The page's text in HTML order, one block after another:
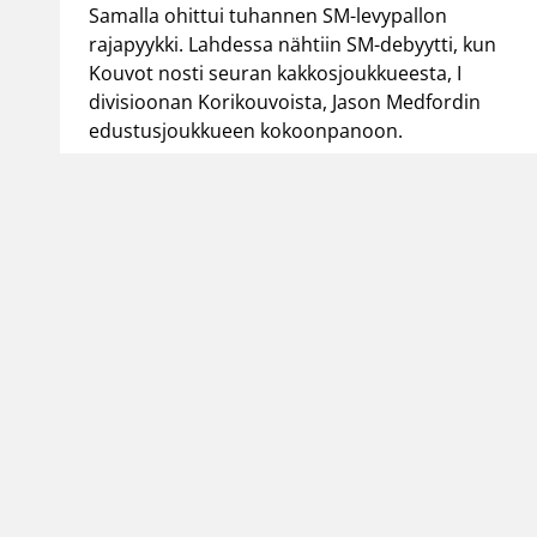
Samalla ohittui tuhannen SM-levypallon
rajapyykki. Lahdessa nähtiin SM-debyytti, kun
Kouvot nosti seuran kakkosjoukkueesta, I
divisioonan Korikouvoista, Jason Medfordin
edustusjoukkueen kokoonpanoon.